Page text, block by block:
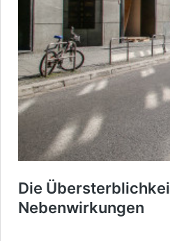
Die
Nebenwirkungen